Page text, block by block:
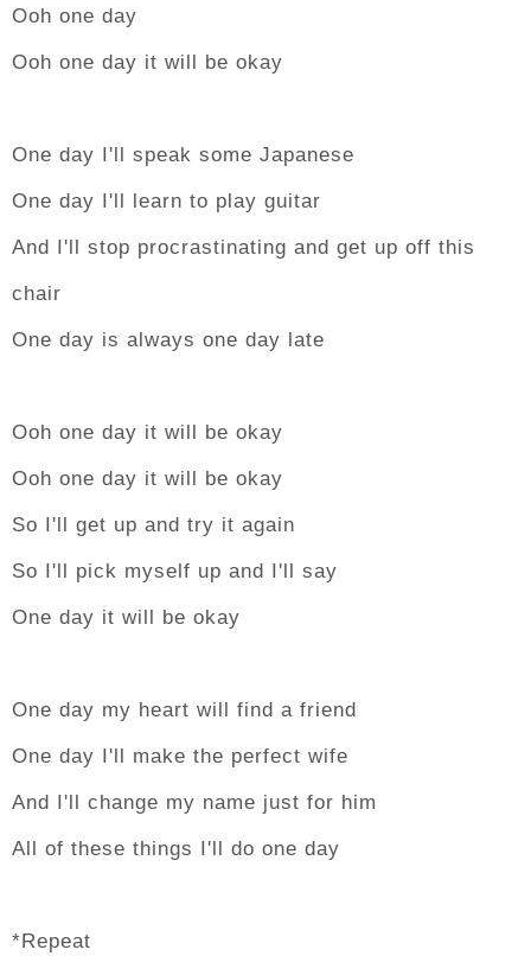
Ooh one day
Ooh one day it will be okay
One day I'll speak some Japanese
One day I'll learn to play guitar
And I'll stop procrastinating and get up off this
chair
One day is always one day late
Ooh one day it will be okay
Ooh one day it will be okay
So I'll get up and try it again
So I'll pick myself up and I'll say
One day it will be okay
One day my heart will find a friend
One day I'll make the perfect wife
And I'll change my name just for him
All of these things I'll do one day
*Repeat